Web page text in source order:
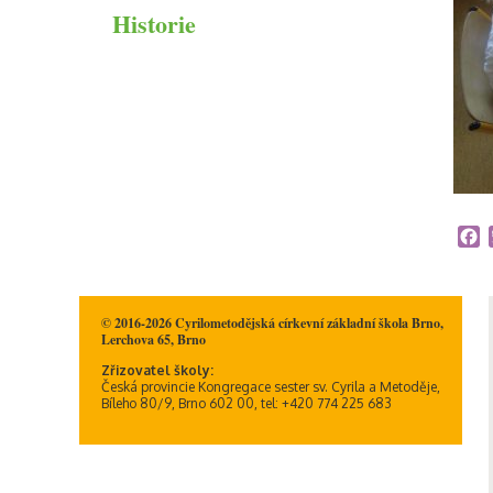
Duchovní život
Informační memorandum
Historie
© 2016-2026 Cyrilometodějská církevní základní škola Brno,
Lerchova 65, Brno
Zřizovatel školy:
Česká provincie Kongregace sester sv. Cyrila a Metoděje,
Bíleho 80/9, Brno 602 00, tel: +420 774 225 683